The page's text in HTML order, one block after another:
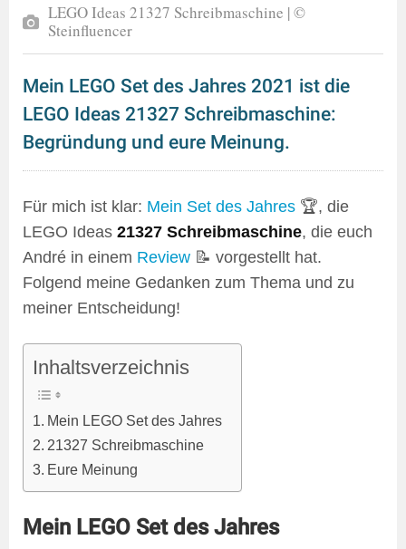
LEGO Ideas 21327 Schreibmaschine | ©
Steinfluencer
Mein LEGO Set des Jahres 2021 ist die
LEGO Ideas 21327 Schreibmaschine:
Begründung und eure Meinung.
Für mich ist klar: Mein Set des Jahres 🏆, die
LEGO Ideas 21327 Schreibmaschine, die euch
André in einem Review 📝 vorgestellt hat.
Folgend meine Gedanken zum Thema und zu
meiner Entscheidung!
Inhaltsverzeichnis
Mein LEGO Set des Jahres
21327 Schreibmaschine
Eure Meinung
Mein LEGO Set des Jahres